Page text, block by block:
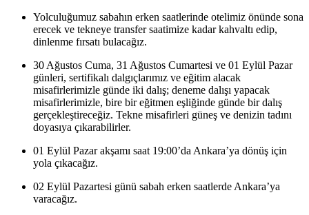
Yolculuğumuz sabahın erken saatlerinde otelimiz önünde sona
erecek ve tekneye transfer saatimize kadar kahvaltı edip,
dinlenme fırsatı bulacağız.
30 Ağustos Cuma, 31 Ağustos Cumartesi ve 01 Eylül Pazar
günleri, sertifikalı dalgıçlarımız ve eğitim alacak
misafirlerimizle günde iki dalış; deneme dalışı yapacak
misafirlerimizle, bire bir eğitmen eşliğinde günde bir dalış
gerçekleştireceğiz. Tekne misafirleri güneş ve denizin tadını
doyasıya çıkarabilirler.
01 Eylül Pazar akşamı saat 19:00’da Ankara’ya dönüş için
yola çıkacağız.
02 Eylül Pazartesi günü sabah erken saatlerde Ankara’ya
varacağız.